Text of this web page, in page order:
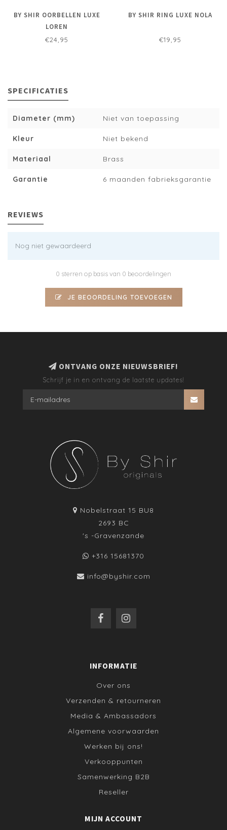
BY SHIR OORBELLEN LUXE
LOREN
€24,95
BY SHIR RING LUXE NOLA
€19,95
SPECIFICATIES
Diameter (mm) Niet van toepassing
Kleur Niet bekend
Materiaal Brass
Garantie 6 maanden fabrieksgarantie
REVIEWS
Nog niet gewaardeerd
0 sterren op basis van 0 beoordelingen
JE BEOORDELING TOEVOEGEN
ONTVANG ONZE NIEUWSBRIEF!
Schrijf je in en ontvang de laatste updates!
Nobelstraat 15 BU8
2693 BC
's -Gravenzande
+316 15681370
info@byshir.com
INFORMATIE
Over ons
Verzenden & retourneren
Media & Ambassadors
Algemene voorwaarden
Werken bij ons!
Verkooppunten
Samenwerking B2B
Reseller
MIJN ACCOUNT